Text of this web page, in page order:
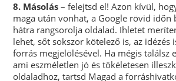
8. Másolás – felejtsd el! Azon kívül,
maga után vonhat, a Google rövid időn
hátra rangsorolja oldalad. Ihletet
lehet, sőt sokszor kötelező is, az idézés
forrás megjelölésével. Ha mégis találsz
ami eszméletlen jó és tökéletesen
oldaladhoz, tartsd Magad a